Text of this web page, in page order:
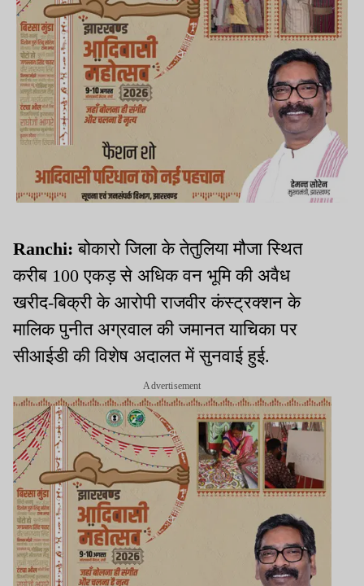
Ranchi: बोकारो जिला के तेतुलिया मौजा स्थित
करीब 100 एकड़ से अधिक वन भूमि की अवैध
खरीद-बिक्री के आरोपी राजवीर कंस्ट्रक्शन के
मालिक पुनीत अग्रवाल की जमानत याचिका पर
सीआईडी की विशेष अदालत में सुनवाई हुई.
Advertisement